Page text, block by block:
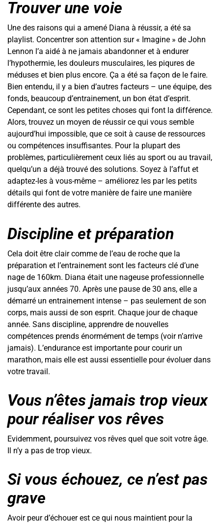
Trouver une voie
Une des raisons qui a amené Diana à réussir, a été sa
playlist. Concentrer son attention sur « Imagine » de John
Lennon l’a aidé à ne jamais abandonner et à endurer
l’hypothermie, les douleurs musculaires, les piqures de
méduses et bien plus encore. Ça a été sa façon de le faire.
Bien entendu, il y a bien d’autres facteurs – une équipe, des
fonds, beaucoup d’entrainement, un bon état d’esprit.
Cependant, ce sont les petites choses qui font la différence.
Alors, trouvez un moyen de réussir ce qui vous semble
aujourd’hui impossible, que ce soit à cause de ressources
ou compétences insuffisantes. Pour la plupart des
problèmes, particulièrement ceux liés au sport ou au travail,
quelqu’un a déjà trouvé des solutions. Soyez à l’affut et
adaptez-les à vous-même – améliorez les par les petits
détails qui font de votre manière de faire une manière
différente des autres.
Discipline et préparation
Cela doit être clair comme de l’eau de roche que la
préparation et l’entrainement sont les facteurs clé d’une
nage de 160km. Diana était une nageuse professionnelle
jusqu’aux années 70. Après une pause de 30 ans, elle a
démarré un entrainement intense – pas seulement de son
corps, mais aussi de son esprit. Chaque jour de chaque
année. Sans discipline, apprendre de nouvelles
compétences prends énormément de temps (voir n’arrive
jamais). L’endurance est importante pour courir un
marathon, mais elle est aussi essentielle pour évoluer dans
votre travail.
Vous n’êtes jamais trop vieux
pour réaliser vos rêves
Evidemment, poursuivez vos rêves quel que soit votre âge.
Il n’y a pas de trop vieux.
Si vous échouez, ce n’est pas
grave
Avoir peur d’échouer est ce qui nous maintient pour la